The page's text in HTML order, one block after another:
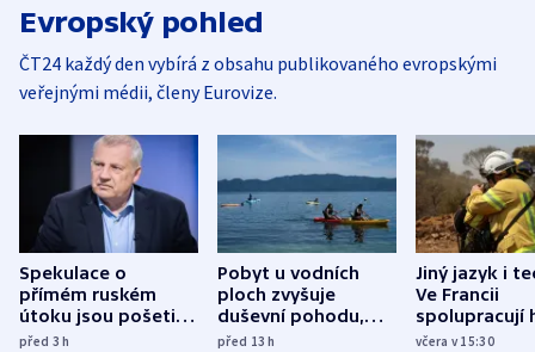
Evropský pohled
ČT24 každý den vybírá z obsahu publikovaného evropskými
veřejnými médii, členy Eurovize.
Spekulace o
přímém ruském
útoku jsou pošetilé,
míní estonský
před 3h
Pobyt u vodních
ploch zvyšuje
duševní pohodu,
ukázala
před 13h
Jiný jazyk i
Ve Francii
spolupracují
různých zemí
včera v 15:30